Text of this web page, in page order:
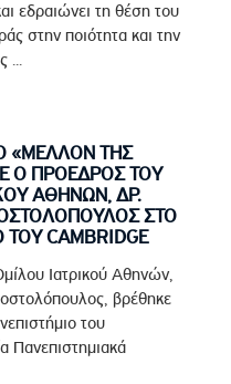
εδραιώνει τη θέση του
στην ποιότητα και την
...
«ΜΕΛΛΟΝ ΤΗΣ
Ο ΠΡΟΕΔΡΟΣ ΤΟΥ
ΑΘΗΝΩΝ, ΔΡ.
ΣΤΟ
CAMBRIDGE
Ιατρικού Αθηνών,
βρέθηκε
του
Πανεπιστημιακά